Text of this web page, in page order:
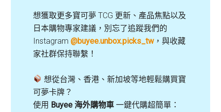
想獲取更多寶可夢 TCG 更新、產品焦點以及
日本購物專家建議，別忘了追蹤我們的
Instagram@buyee.unbox.picks_tw，與收藏
家社群保持聯繫！
想從台灣、香港、新加坡等地輕鬆購買寶
可夢卡牌？
使用 Buyee 海外購物車 一鍵代購超簡單：